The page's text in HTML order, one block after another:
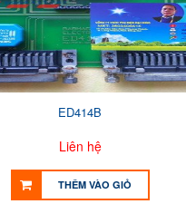
ED414B
Liên hệ
THÊM VÀO GIỎ